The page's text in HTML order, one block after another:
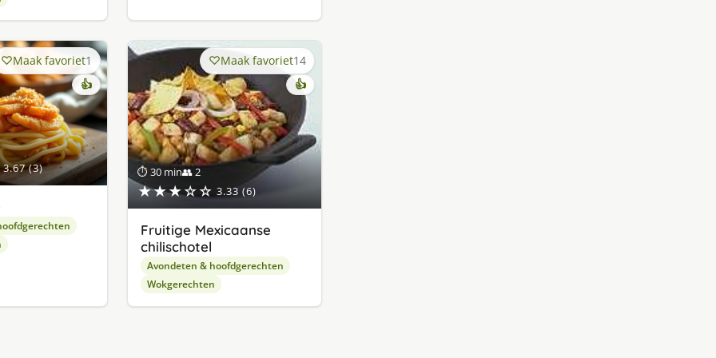
3.67 (3)
Maak favoriet1
👍
⏱ 30 min👥 2
★★★☆☆ 3.33 (6)
Maak favoriet14
👍
Fruitige Mexicaanse
chilischotel
Avondeten & hoofdgerechten
Wokgerechten